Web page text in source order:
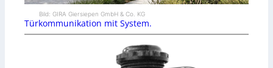
Bild: GIRA Giersiepen GmbH & Co. KG
Türkommunikation mit System.